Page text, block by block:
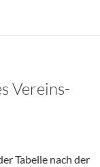
Vereins-
Tabelle nach der